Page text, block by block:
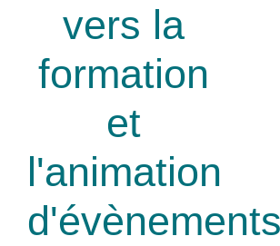
vers la
formation
et
l'animation
d'évènements